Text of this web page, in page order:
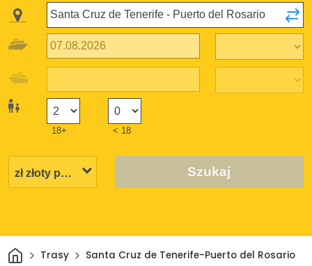
18+ < 18
Szukaj
DomTrasy Santa Cruz de Tenerife-Puerto del Rosario